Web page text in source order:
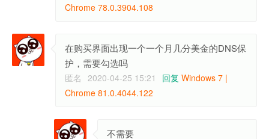
Chrome 78.0.3904.108
在购买界面出现一个一个月几分美金的DNS保
护，需要勾选吗
匿名 2020-04-25 15:21 回复 Windows 7 |
Chrome 81.0.4044.122
不需要